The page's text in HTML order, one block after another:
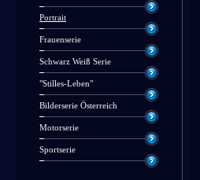
Portrait
Frauenserie
Schwarz Weiß Serie
"Stilles-Leben"
Bilderserie Österreich
Motorserie
Sportserie